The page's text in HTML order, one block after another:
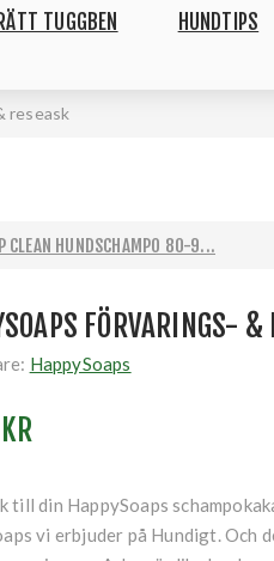
TUGGBEN
HUNDTIPS
reseask
CLEAN HUNDSCHAMPO 80-9...
FÖRVARINGS- &
HappySoaps
till din HappySoaps
vi erbjuder på Hundigt.